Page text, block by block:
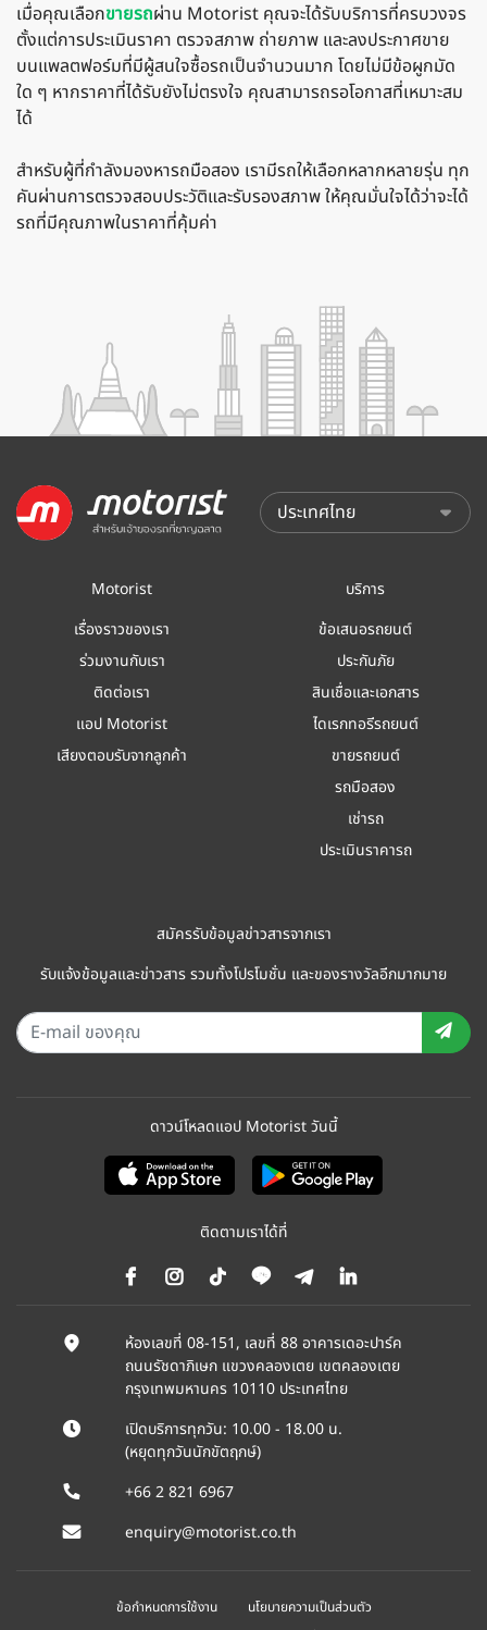
เมื่อคุณเลือกขายรถผ่าน Motorist คุณจะได้รับบริการที่ครบวงจร
ตั้งแต่การประเมินราคา ตรวจสภาพ ถ่ายภาพ และลงประกาศขาย
บนแพลตฟอร์มที่มีผู้สนใจซื้อรถเป็นจำนวนมาก โดยไม่มีข้อผูกมัด
ใด ๆ หากราคาที่ได้รับยังไม่ตรงใจ คุณสามารถรอโอกาสที่เหมาะสม
ได้
สำหรับผู้ที่กำลังมองหารถมือสอง เรามีรถให้เลือกหลากหลายรุ่น ทุก
คันผ่านการตรวจสอบประวัติและรับรองสภาพ ให้คุณมั่นใจได้ว่าจะได้
รถที่มีคุณภาพในราคาที่คุ้มค่า
Motorist
เรื่องราวของเรา
ร่วมงานกับเรา
ติดต่อเรา
แอป Motorist
เสียงตอบรับจากลูกค้า
บริการ
ข้อเสนอรถยนต์
ประกันภัย
สินเชื่อและเอกสาร
ไดเรกทอรีรถยนต์
ขายรถยนต์
รถมือสอง
เช่ารถ
ประเมินราคารถ
สมัครรับข้อมูลข่าวสารจากเรา
รับแจ้งข้อมูลและข่าวสาร รวมทั้งโปรโมชั่น และของรางวัลอีกมากมาย
ดาวน์โหลดแอป Motorist วันนี้
ติดตามเราได้ที่
ห้องเลขที่ 08-151, เลขที่ 88 อาคารเดอะปาร์ค
ถนนรัชดาภิเษก แขวงคลองเตย เขตคลองเตย
กรุงเทพมหานคร 10110 ประเทศไทย
เปิดบริการทุกวัน: 10.00 - 18.00 น.
(หยุดทุกวันนักขัตฤกษ์)
+66 2 821 6967
enquiry@motorist.co.th
ข้อกำหนดการใช้งาน
นโยบายความเป็นส่วนตัว